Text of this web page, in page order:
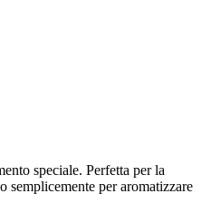
speciale. Perfetta per la
semplicemente per aromatizzare